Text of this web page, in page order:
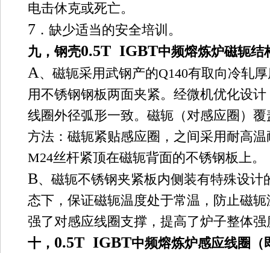
电击休克或死亡。
7 ．缺少适当的安全培训。
九，钢壳0.5T IGBT中频熔炼炉磁轭结
A、磁轭采用武钢产的Q140有取向冷轧
用不锈钢钢板两面夹紧。经微机优化设
线圈外径弧形一致。磁轭（对感应圈）
方法：磁轭紧贴感应圈，之间采用耐高
M24丝杆紧顶在磁轭背面的不锈钢板上。
B、磁轭不锈钢夹紧板内侧装有特殊设
态下，保证磁轭温度处于常温，防止磁
强了对感应线圈支撑，提高了炉子整体强
十， 0.5T IGBT中频熔炼炉感应线圈（